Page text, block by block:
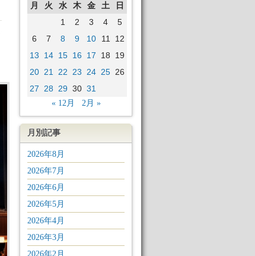
月 火 水 木 金 土
日
1
2 3 4
5
6
7 8 9 10 11
12
13
14 15 16 17 18
19
20 21 22 23 24 25 26
27
28 29 30 31
« 12月 2月 »
月別記事
2026年8月
2026年7月
2026年6月
2026年5月
2026年4月
2026年3月
2026年2月